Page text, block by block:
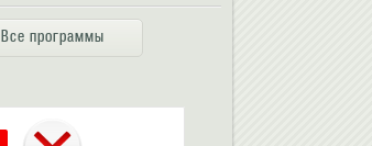
Все программы